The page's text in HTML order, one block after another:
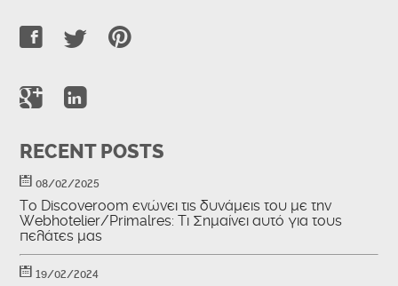
RECENT POSTS
08/02/2025
To Discoveroom ενώνει τις δυνάμεις του με την
Webhotelier/Primalres: Τι Σημαίνει αυτό για τους
πελάτες μας
19/02/2024